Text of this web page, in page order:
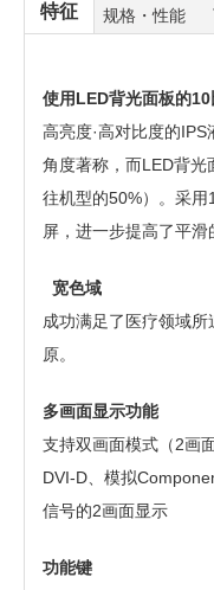
特征 规格・性能
使用LED背光面板的
高亮度·高对比度的
角度著称，而LED背光
往机型的50%）。采
屏，进一步提高了平滑
宽色域
成功满足了医疗领域
原。
多画面显示功能
支持双画面模式（2画
DVI-D、模拟
信号的2画面显示
功能键